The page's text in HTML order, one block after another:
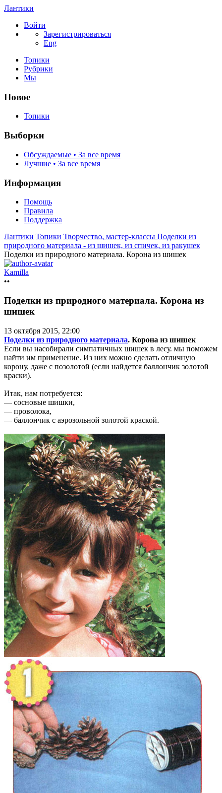
Лантики
Войти
Зарегистрироваться
Eng
Топики
Рубрики
Мы
Новое
Топики
Выборки
Обсуждаемые • За все время
Лучшие • За все время
Информация
Помощь
Правила
Поддержка
Лантики Топики Творчество, мастер-классы Поделки из
природного материала - из шишек, из спичек, из ракушек
Поделки из природного материала. Корона из шишек
Kamilla
••
Поделки из природного материала. Корона из
шишек
13 октября 2015, 22:00
Поделки из природного материала. Корона из шишек
Если вы насобирали симпатичных шишек в лесу. мы поможем
найти им применение. Из них можно сделать отличную
корону, даже с позолотой (если найдется баллончик золотой
краски).
Итак, нам потребуется:
— сосновые шишки,
— проволока,
— баллончик с аэрозольной золотой краской.